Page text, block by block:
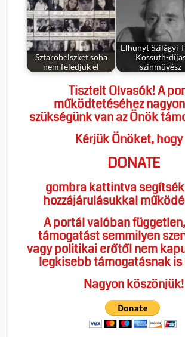
Sztarobelszket soha
nem feledjük el
Elhunyt Szilágyi
Kossuth-
színművész
Tisztelt Olvasók! A
működtetéséhez
szükségünk van az Önök
Kérjük Önöket, hogy
DONATE
gombra kattintva
hozzájárulásukkal
A portál valóban
támogatást semmilyen
vagy politikai erőtől nem
legkisebb támogatásnak
Nagyon köszönjük!